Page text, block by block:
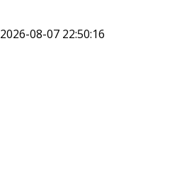
2026-08-07 22:50:16